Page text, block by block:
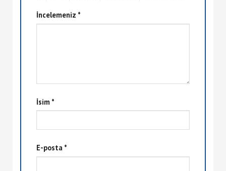
İncelemeniz *
İsim *
E-posta *